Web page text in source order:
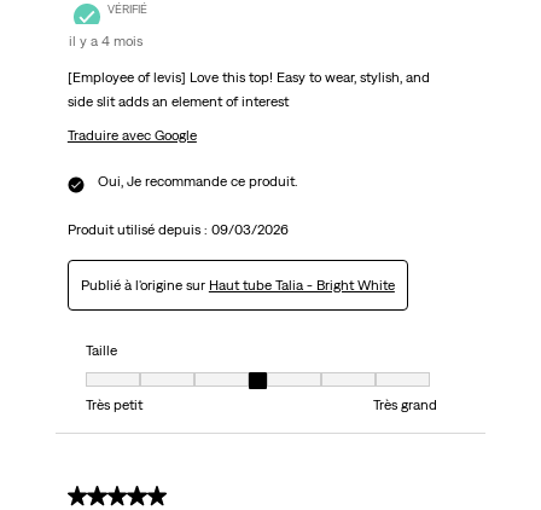
VÉRIFIÉ
il y a 4 mois
[Employee of levis] Love this top! Easy to wear, stylish, and
side slit adds an element of interest
Traduire avec Google
Oui, Je recommande ce produit.
Produit utilisé depuis : 09/03/2026
Publié à l'origine sur Haut tube Talia - Bright White
Taille
Taille, 4 sur 7, où 1 est égal à Très petit et 7 est égal à Très grand
Très petit
Très grand
5 sur 5 étoiles.